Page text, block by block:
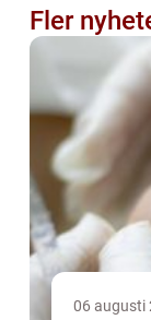
Fler
06 augusti